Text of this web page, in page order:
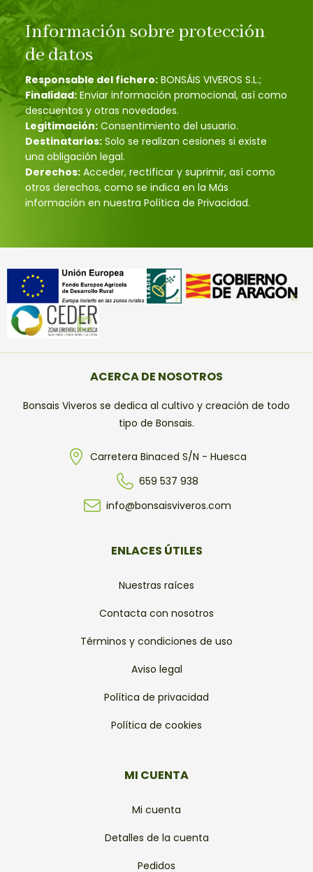
Información sobre protección
de datos
Responsable del fichero: BONSÁIS VIVEROS S.L.;
Finalidad: Enviar información promocional, así como
descuentos y otras novedades.
Legitimación: Consentimiento del usuario.
Destinatarios: Solo se realizan cesiones si existe
una obligación legal.
Derechos: Acceder, rectificar y suprimir, así como
otros derechos, como se indica en la Más
información en nuestra Política de Privacidad.
ACERCA DE NOSOTROS
Bonsais Viveros se dedica al cultivo y creación de todo
tipo de Bonsais.
Carretera Binaced S/N - Huesca
659 537 938
info@bonsaisviveros.com
ENLACES ÚTILES
Nuestras raíces
Contacta con nosotros
Términos y condiciones de uso
Aviso legal
Política de privacidad
Política de cookies
MI CUENTA
Mi cuenta
Detalles de la cuenta
Pedidos